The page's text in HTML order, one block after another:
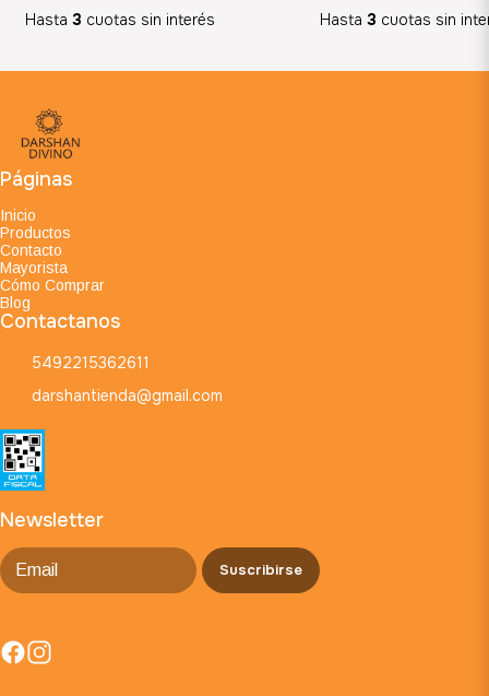
Hasta 3 cuotas sin interés
Hasta3 cuotas sin
Páginas
Inicio
Productos
Contacto
Mayorista
Cómo Comprar
Blog
Contactanos
5492215362611
darshantienda@gmail.com
Newsletter
Suscribirse